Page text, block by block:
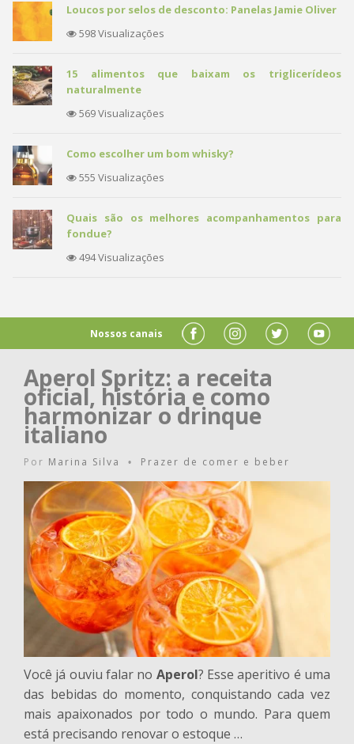
Loucos por selos de desconto: Panelas Jamie Oliver
598 Visualizações
15 alimentos que baixam os triglicerídeos
naturalmente
569 Visualizações
Como escolher um bom whisky?
555 Visualizações
Quais são os melhores acompanhamentos para
fondue?
494 Visualizações
Nossos canais
Aperol Spritz: a receita
oficial, história e como
harmonizar o drinque
italiano
Por Marina Silva • Prazer de comer e beber
Você já ouviu falar no Aperol? Esse aperitivo é uma
das bebidas do momento, conquistando cada vez
mais apaixonados por todo o mundo. Para quem
está precisando renovar o estoque …